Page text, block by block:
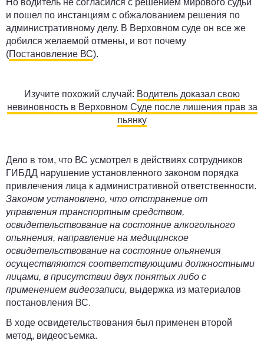
Но водитель не согласился с решением мирового судьи
и пошел по инстанциям с обжалованием решения по
административному делу. В Верховном суде он все же
добился желаемой отмены, и вот почему
(Постановление ВС).
Изучите похожий случай: Водитель доказал свою
невиновность в Верховном Суде после лишения прав за
пьянку
Дело в том, что ВС усмотрел в действиях сотрудников
ГИБДД нарушение установленного законом порядка
привлечения лица к административной ответственности.
Законом установлено, что отстранение от
управления транспортным средством,
освидетельствование на состояние алкогольного
опьянения, направление на медицинское
освидетельствование на состояние опьянения
осуществляются соответствующими должностными
лицами, в присутствии двух понятых либо с
применением видеозаписи, выдержка из материалов
постановления ВС.
В ходе освидетельствования был применен второй
метод, видеосъемка.